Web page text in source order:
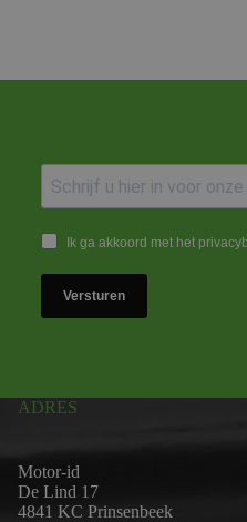
Ik ga akkoord met het
Versturen
ADRES
Motor-id
De Lind 17
4841 KC Prinsenbeek